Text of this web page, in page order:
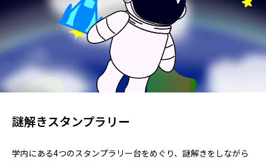
謎解きスタンプラリー
学内にある4つのスタンプラリー台をめぐり、謎解きをしながら